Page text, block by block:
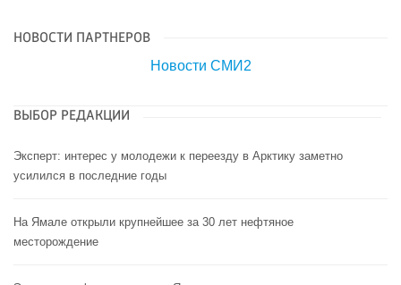
НОВОСТИ ПАРТНЕРОВ
Новости СМИ2
ВЫБОР РЕДАКЦИИ
Эксперт: интерес у молодежи к переезду в Арктику заметно
усилился в последние годы
На Ямале открыли крупнейшее за 30 лет нефтяное
месторождение